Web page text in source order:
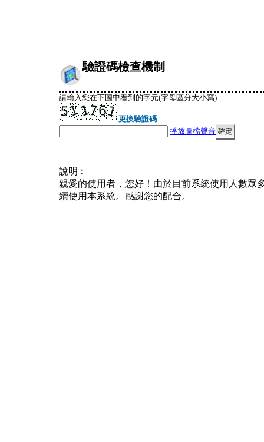
驗證碼檢查機制
請輸入您在下圖中看到的字元(字母區分大小寫)
更換驗證碼
播放圖檔聲音
說明︰
親愛的使用者，您好！由於目前系統使用人數眾
續使用本系統。感謝您的配合。